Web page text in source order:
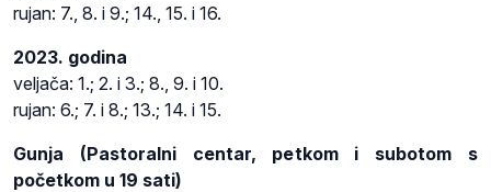
rujan: 7., 8. i 9.; 14., 15. i 16.
2023. godina
veljača: 1.; 2. i 3.; 8., 9. i 10.
rujan: 6.; 7. i 8.; 13.; 14. i 15.
Gunja (Pastoralni centar, petkom i subotom s
početkom u 19 sati)